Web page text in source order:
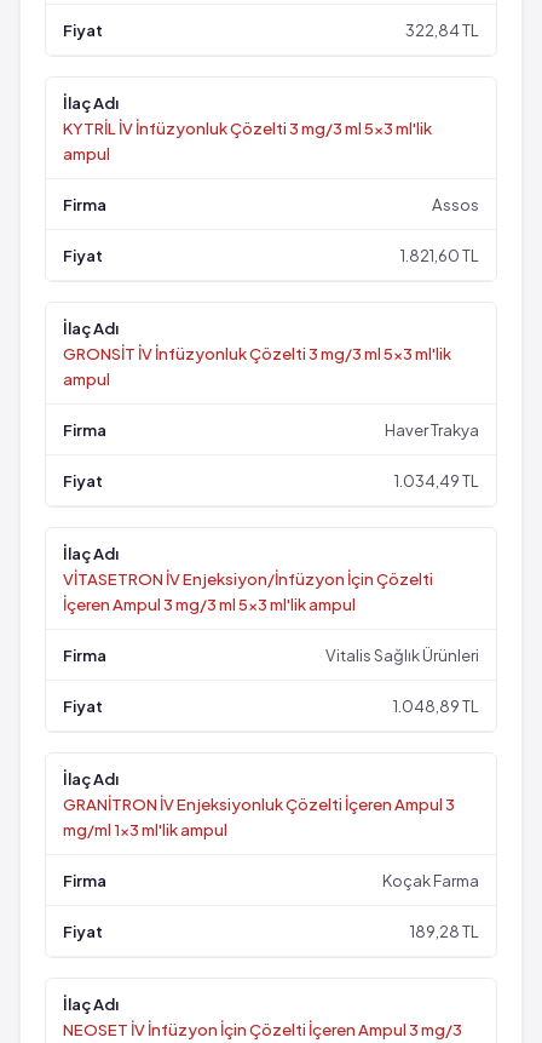
322,84 TL
KYTRİL İV İnfüzyonluk Çözelti 3 mg/3 ml 5x3 ml'lik
ampul
Assos
1.821,60 TL
GRONSİT İV İnfüzyonluk Çözelti 3 mg/3 ml 5x3 ml'lik
ampul
Haver Trakya
1.034,49 TL
VİTASETRON İV Enjeksiyon/İnfüzyon İçin Çözelti
İçeren Ampul 3 mg/3 ml 5x3 ml'lik ampul
Vitalis Sağlık Ürünleri
1.048,89 TL
GRANİTRON İV Enjeksiyonluk Çözelti İçeren Ampul 3
mg/ml 1x3 ml'lik ampul
Koçak Farma
189,28 TL
NEOSET İV İnfüzyon İçin Çözelti İçeren Ampul 3 mg/3